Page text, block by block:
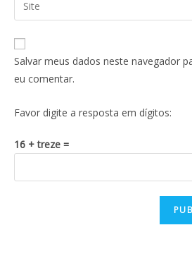
Salvar meus dados neste navegador
eu comentar.
Favor digite a resposta em dígitos:
16 + treze =